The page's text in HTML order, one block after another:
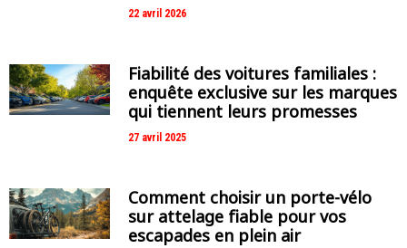
22 avril 2026
Fiabilité des voitures familiales :
enquête exclusive sur les marques
qui tiennent leurs promesses
27 avril 2025
Comment choisir un porte-vélo
sur attelage fiable pour vos
escapades en plein air